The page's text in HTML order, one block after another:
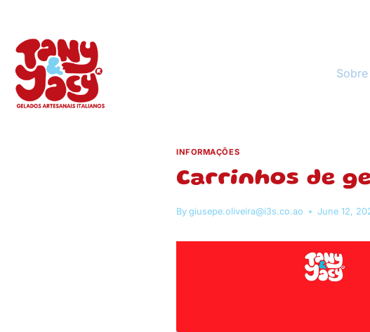
content
INFORMAÇÕES
Carrinhos de
By giusepe.oliveira@i3s.co.ao June 12,